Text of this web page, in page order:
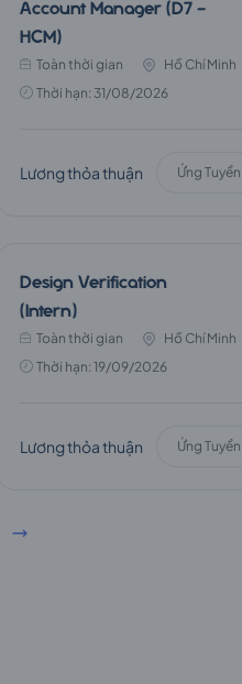
Account Manager (D7 -
HCM)
Toàn thời gian
Hồ Chí Minh
Thời hạn: 31/08/2026
Lương thỏa thuận Ứng Tuyển
Design Verification
(Intern)
Toàn thời gian
Hồ Chí Minh
Thời hạn: 19/09/2026
Lương thỏa thuận Ứng Tuyển